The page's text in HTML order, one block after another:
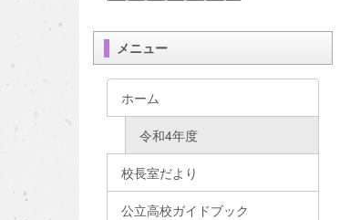
メニュー
ホーム
令和4年度
校長室だより
公立高校ガイドブック